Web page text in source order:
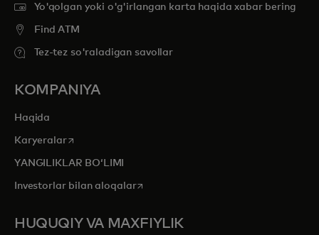
Yo'qolgan yoki o'g'irlangan karta haqida xabar bering
Find ATM
Tez-tez so'raladigan savollar
KOMPANIYA
Haqida
Karyeralaropens in a new tab
YANGILIKLAR BOʻLIMI
Investorlar bilan aloqalaropens in a new tab
HUQUQIY VA MAXFIYLIK